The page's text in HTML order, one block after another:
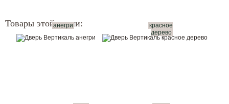
Товары этой серии:
анегри
красное
дерево